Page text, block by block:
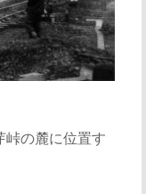
峠の麓に位置す